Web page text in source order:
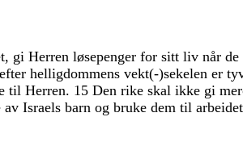
, gi Herren løsepenger for sitt liv når de
efter helligdommens vekt(-)sekelen er
til Herren. 15 Den rike skal ikke gi
av Israels barn og bruke dem til arbeidet